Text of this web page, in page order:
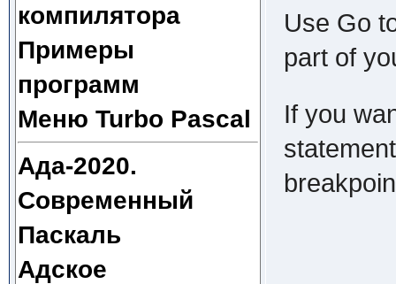
компилятора
Примеры
программ
Меню Turbo Pascal
Ада-2020.
Современный
Паскаль
Адское
Use Go
part of
If you